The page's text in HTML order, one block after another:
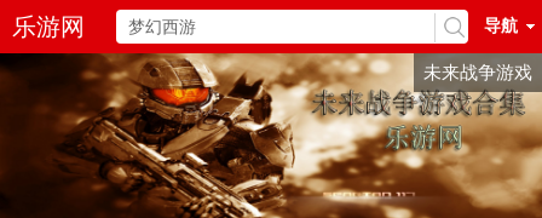
乐游网 导航
未来战争游戏